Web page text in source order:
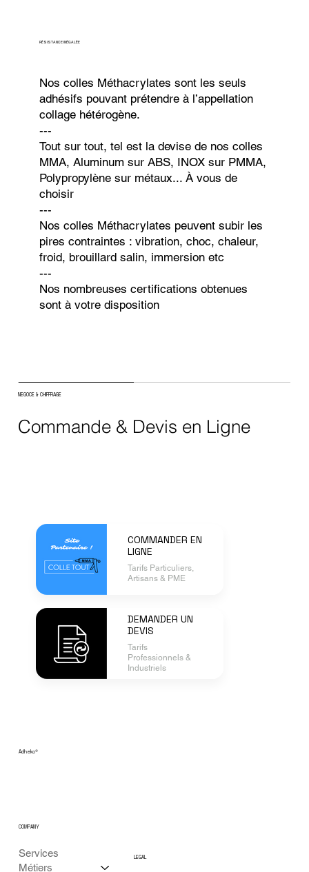
Nos colles Méthacrylates sont les seuls
adhésifs pouvant prétendre à l’appellation
collage hétérogène.
---
Tout sur tout, tel est la devise de nos colles
MMA, Aluminum sur ABS, INOX sur PMMA,
Polypropylène sur métaux... À vous de
choisir
---
Nos colles Méthacrylates peuvent subir les
pires contraintes : vibration, choc, chaleur,
froid, brouillard salin, immersion etc
---
Nos nombreuses certifications obtenues
sont à votre disposition
RÉSISTANCE INÉGALÉE
COMMANDER EN
LIGNE
Tarifs Particuliers,
Artisans & PME
DEMANDER UN
DEVIS
Tarifs
Professionnels &
Industriels
Commande & Devis en Ligne
NEGOCE & CHIFFRAGE
Adheko®
Services
Métiers
COMPANY
LEGAL